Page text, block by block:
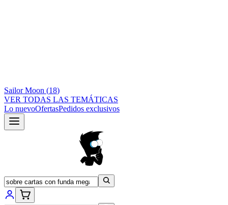
Sailor Moon (18)
VER TODAS LAS TEMÁTICAS
Lo nuevoOfertasPedidos exclusivos